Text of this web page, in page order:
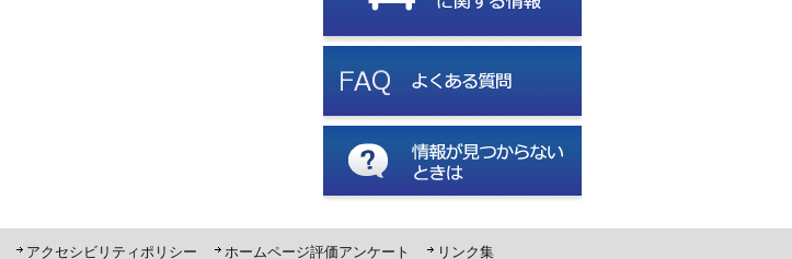
アクセシビリティポリシー ホームページ評価アンケート リンク集